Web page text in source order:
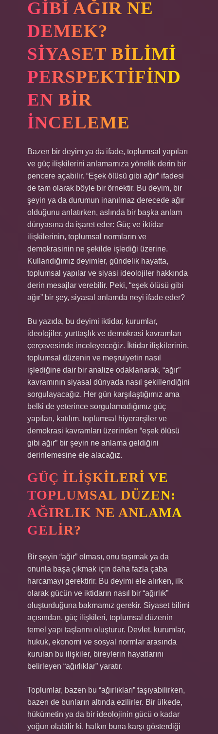
GIBI AĞIR NE
DEMEK?
SIYASET BILIMI
PERSPEKTIFIND
EN BIR
İNCELEME
Bazen bir deyim ya da ifade, toplumsal yapıları
ve güç ilişkilerini anlamamıza yönelik derin bir
pencere açabilir. “Eşek ölüsü gibi ağır” ifadesi
de tam olarak böyle bir örnektir. Bu deyim, bir
şeyin ya da durumun inanılmaz derecede ağır
olduğunu anlatırken, aslında bir başka anlam
dünyasına da işaret eder: Güç ve iktidar
ilişkilerinin, toplumsal normların ve
demokrasinin ne şekilde işlediği üzerine.
Kullandığımız deyimler, gündelik hayatta,
toplumsal yapılar ve siyasi ideolojiler hakkında
derin mesajlar verebilir. Peki, “eşek ölüsü gibi
ağır” bir şey, siyasal anlamda neyi ifade eder?
Bu yazıda, bu deyimi iktidar, kurumlar,
ideolojiler, yurttaşlık ve demokrasi kavramları
çerçevesinde inceleyeceğiz. İktidar ilişkilerinin,
toplumsal düzenin ve meşruiyetin nasıl
işlediğine dair bir analize odaklanarak, “ağır”
kavramının siyasal dünyada nasıl şekillendiğini
sorgulayacağız. Her gün karşılaştığımız ama
belki de yeterince sorgulamadığımız güç
yapıları, katılım, toplumsal hiyerarşiler ve
demokrasi kavramları üzerinden “eşek ölüsü
gibi ağır” bir şeyin ne anlama geldiğini
derinlemesine ele alacağız.
GÜÇ İLIŞKILERI VE
TOPLUMSAL DÜZEN:
AĞIRLIK NE ANLAMA
GELIR?
Bir şeyin “ağır” olması, onu taşımak ya da
onunla başa çıkmak için daha fazla çaba
harcamayı gerektirir. Bu deyimi ele alırken, ilk
olarak gücün ve iktidarın nasıl bir “ağırlık”
oluşturduğuna bakmamız gerekir. Siyaset bilimi
açısından, güç ilişkileri, toplumsal düzenin
temel yapı taşlarını oluşturur. Devlet, kurumlar,
hukuk, ekonomi ve sosyal normlar arasında
kurulan bu ilişkiler, bireylerin hayatlarını
belirleyen “ağırlıklar” yaratır.
Toplumlar, bazen bu “ağırlıkları” taşıyabilirken,
bazen de bunların altında ezilirler. Bir ülkede,
hükümetin ya da bir ideolojinin gücü o kadar
yoğun olabilir ki, halkın buna karşı gösterdiği